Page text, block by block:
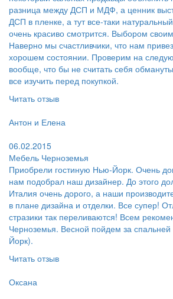
разница между ДСП и МДФ, а ценник
ДСП в пленке, а тут все-таки
очень красиво смотрится. Выбором
Наверно мы счастливчики, что нам
хорошем состоянии. Проверим на
вообще, что бы не считать себя
все изучить перед покупкой.
Читать отзыв
Антон и Елена
06.02.2015
Мебель Черноземья
Приобрели гостиную Нью-Йорк. Очень
нам подобрал наш дизайнер. До этого
Италия очень дорого, а наши
в плане дизайна и отделки. Все супер!
стразики так переливаются! Всем
Черноземья. Весной пойдем за
Йорк).
Читать отзыв
Оксана